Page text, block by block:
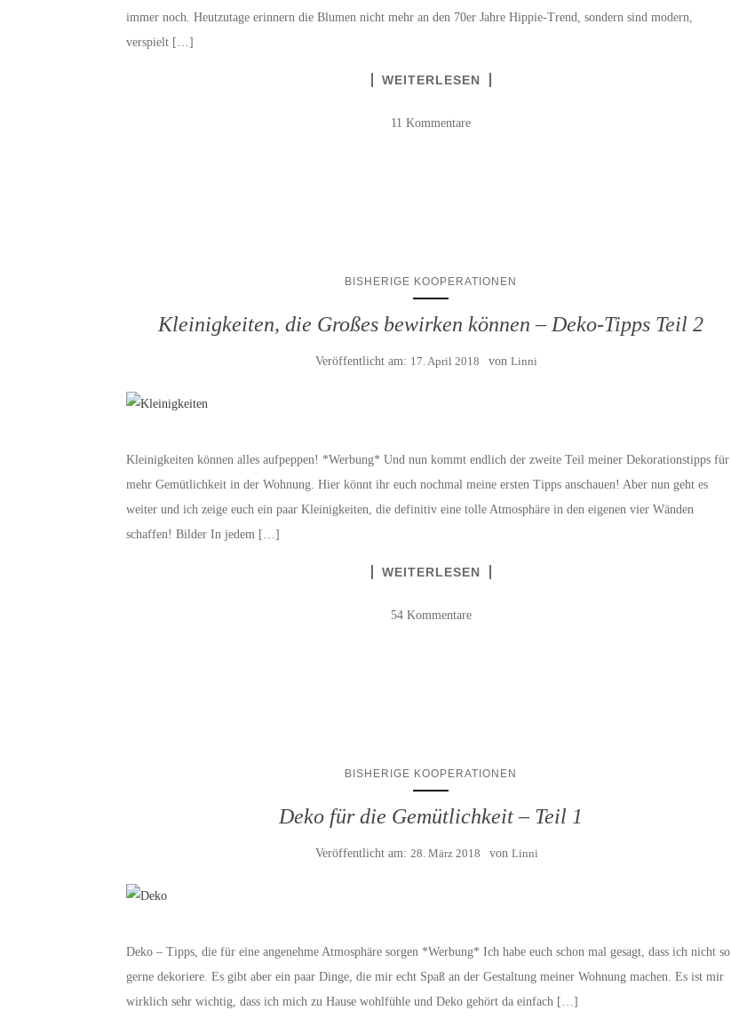
immer noch. Heutzutage erinnern die Blumen nicht mehr an den 70er Jahre Hippie-Trend, sondern sind modern,
verspielt […]
WEITERLESEN
11 Kommentare
BISHERIGE KOOPERATIONEN
Kleinigkeiten, die Großes bewirken können – Deko-Tipps Teil 2
Veröffentlicht am: 17. April 2018 vonLinni
Kleinigkeiten können alles aufpeppen! *Werbung* Und nun kommt endlich der zweite Teil meiner Dekorationstipps für
mehr Gemütlichkeit in der Wohnung. Hier könnt ihr euch nochmal meine ersten Tipps anschauen! Aber nun geht es
weiter und ich zeige euch ein paar Kleinigkeiten, die definitiv eine tolle Atmosphäre in den eigenen vier Wänden
schaffen! Bilder In jedem […]
WEITERLESEN
54 Kommentare
BISHERIGE KOOPERATIONEN
Deko für die Gemütlichkeit – Teil 1
Veröffentlicht am: 28. März 2018 von Linni
Deko – Tipps, die für eine angenehme Atmosphäre sorgen *Werbung* Ich habe euch schon mal gesagt, dass ich nicht so
gerne dekoriere. Es gibt aber ein paar Dinge, die mir echt Spaß an der Gestaltung meiner Wohnung machen. Es ist mir
wirklich sehr wichtig, dass ich mich zu Hause wohlfühle und Deko gehört da einfach […]